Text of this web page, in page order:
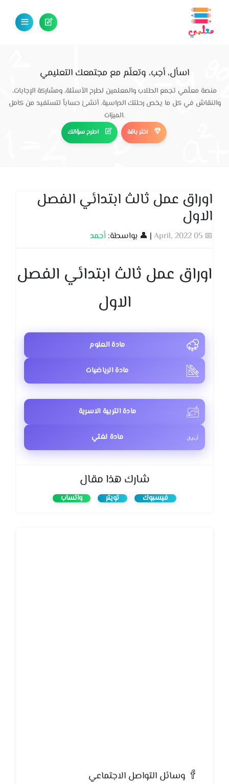
اسأل، أجب، وتعلّم مع مجتمعك التعليمي
منصة معلّمي تجمع الطلاب والمعلمين لطرح الأسئلة، ومشاركة الإجابات،
والنقاش في كل ما يخص رحلتك الدراسية. أنشئ حساباً لتستفيد من كامل
الميزات.
اطرح سؤالك اختر باقة
اوراق عمل ثالث ابتدائي الفصل
الاول
📅 05 April, 2022 | 👤 بواسطة: أحمد
اوراق عمل ثالث ابتدائي الفصل
الاول
مادة العلوم
مادة الرياضيات
مادة التربية الاسرية
مادة لغتي
شارك هذا مقال
فيسبوك تويتر واتساب
وسائل التواصل الاجتماعي